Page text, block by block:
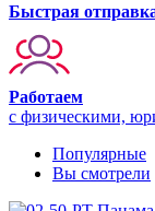
Быстрая
Работаем
с физическими,
Популярные
Вы смотрели